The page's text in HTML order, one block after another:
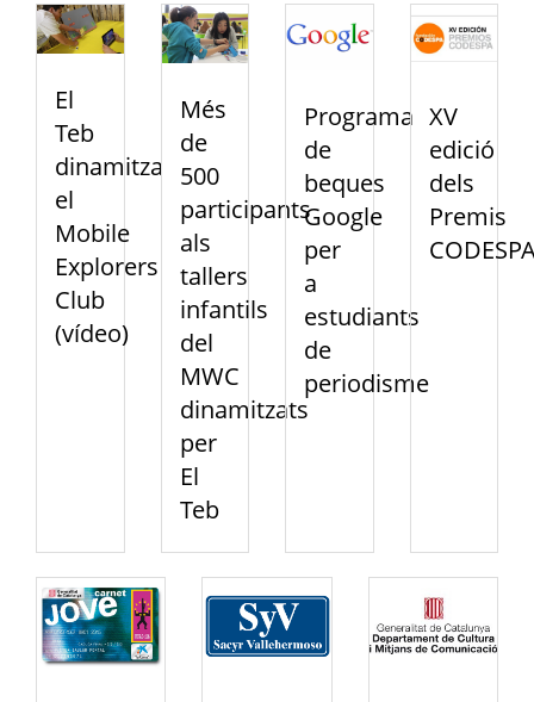
El
Teb
dinamitza
el
Mobile
Explorers
Club
(vídeo)
Més
de
500
participants
als
tallers
infantils
del
MWC
dinamitzats
per
El
Teb
Programa
de
beques
Google
per
a
estudiants
de
periodisme
XV
edició
dels
Premis